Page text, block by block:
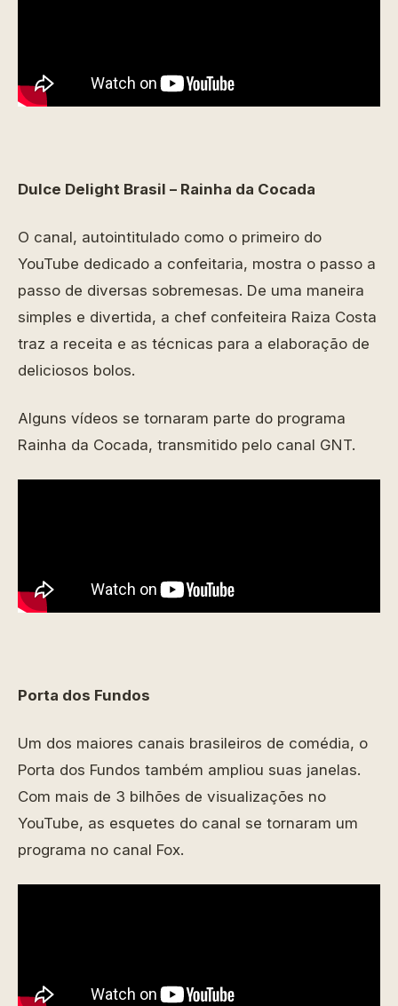
Dulce Delight Brasil – Rainha da Cocada
O canal, autointitulado como o primeiro do
YouTube dedicado a confeitaria, mostra o passo a
passo de diversas sobremesas. De uma maneira
simples e divertida, a chef confeiteira Raiza Costa
traz a receita e as técnicas para a elaboração de
deliciosos bolos.
Alguns vídeos se tornaram parte do programa
Rainha da Cocada, transmitido pelo canal GNT.
Porta dos Fundos
Um dos maiores canais brasileiros de comédia, o
Porta dos Fundos também ampliou suas janelas.
Com mais de 3 bilhões de visualizações no
YouTube, as esquetes do canal se tornaram um
programa no canal Fox.